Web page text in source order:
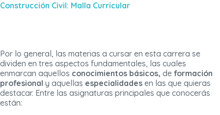
Construcción Civil: Malla Curricular
Por lo general, las materias a cursar en esta carrera se
dividen en tres aspectos fundamentales, las cuales
enmarcan aquellos conocimientos básicos, de formación
profesional y aquellas especialidades en las que quieras
destacar. Entre las asignaturas principales que conocerás
están: